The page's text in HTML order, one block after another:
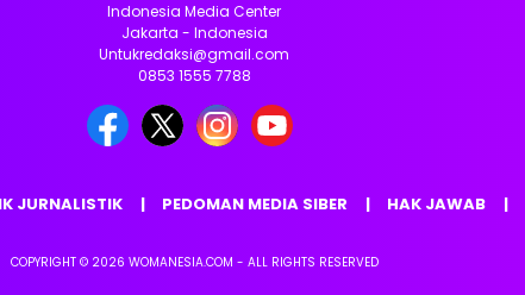
Indonesia Media Center
Jakarta - Indonesia
Untukredaksi@gmail.com
0853 1555 7788
JURNALISTIK PEDOMAN MEDIA SIBER HAK JAWAB
COPYRIGHT © 2026 WOMANESIA.COM - ALL RIGHTS RESERVED